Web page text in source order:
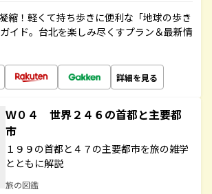
縮！軽くて持ち歩きに便利な「地球の歩き
イド。台北を楽しみ尽くすプラン＆最新情
詳細を見る
Ｗ０４ 世界２４６の首都と主要都
市
１９９の首都と４７の主要都市を旅の雑学
とともに解説
旅の図鑑